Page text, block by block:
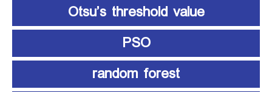
Otsu’s threshold value
PSO
random forest